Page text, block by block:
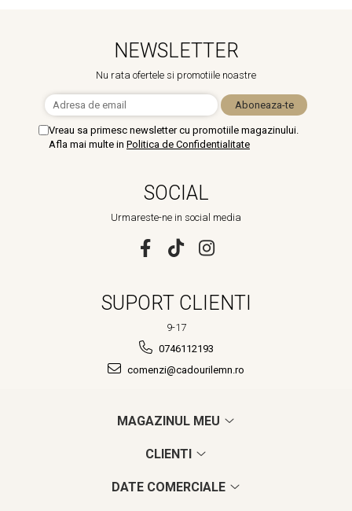
NEWSLETTER
Nu rata ofertele si promotiile noastre
Vreau sa primesc newsletter cu promotiile magazinului.
Afla mai multe in Politica de Confidentialitate
SOCIAL
Urmareste-ne in social media
SUPORT CLIENTI
9-17
0746112193
comenzi@cadourilemn.ro
MAGAZINUL MEU
CLIENTI
DATE COMERCIALE